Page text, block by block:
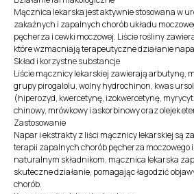
Mącznica lekarska jest aktywnie stosowana w
zakaźnych i zapalnych chorób układu
pęcherza i cewki moczowej. Liście rośliny
które wzmacniają terapeutyczne działanie
Skład i korzystne substancje
Liście mącznicy lekarskiej zawierają arbutynę,
grupy pirogalolu, wolny hydrochinon, kwas
(hiperozyd, kwercetynę, izokwercetynę,
chinowy, mrówkowy i askorbinowy oraz olejek
Zastosowanie
Napar i ekstrakty z liści mącznicy lekarskiej są
terapii zapalnych chorób pęcherza moczowego
naturalnym składnikom, mącznica lekarska
skuteczne działanie, pomagając łagodzić
chorób.